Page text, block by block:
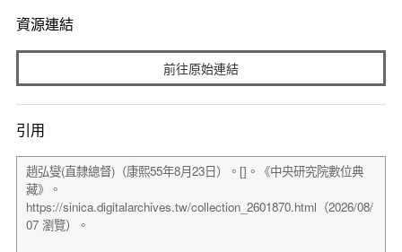
資源連結
前往原始連結
引用